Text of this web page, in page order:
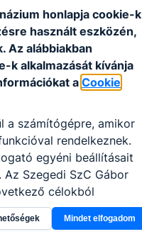
honlapja cookie-k
használt eszközén,
Az alábbiakban
k alkalmazását kívánja
a Cookie
a számítógépre, amikor
rendelkeznek.
egyéni beállításait
Szegedi SzC Gábor
célokból
használja Ön a
látogatja, vagy
Mindet elfogadom